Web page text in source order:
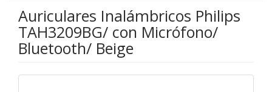
Auriculares Inalámbricos Philips
TAH3209BG/ con Micrófono/
Bluetooth/ Beige